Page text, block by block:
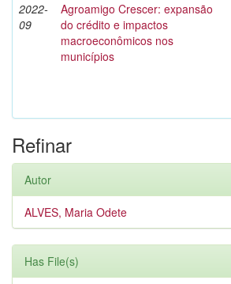
2022-
09
Agroamigo Crescer: expansão
do crédito e impactos
macroeconômicos nos
municípios
Refinar
Autor
ALVES, Maria Odete
Has File(s)